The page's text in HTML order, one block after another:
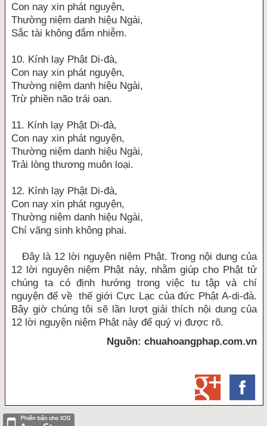
Con nay xin phát nguyện,
Thường niệm danh hiệu Ngài,
Sắc tài không đắm nhiễm.
10. Kính lạy Phật Di-đà,
Con nay xin phát nguyện,
Thường niệm danh hiệu Ngài,
Trừ phiền não trái oan.
11. Kính lạy Phật Di-đà,
Con nay xin phát nguyện,
Thường niệm danh hiệu Ngài,
Trải lòng thương muôn loại.
12. Kính lạy Phật Di-đà,
Con nay xin phát nguyện,
Thường niệm danh hiệu Ngài,
Chí vãng sinh không phai.
Đây là 12 lời nguyện niệm Phật. Trong nội dung của
12 lời nguyện niệm Phật này, nhằm giúp cho Phật tử
chúng ta có định hướng trong việc tu tập và chí
nguyện để về thế giới Cực Lạc của đức Phật A-di-đà.
Bây giờ chúng tôi sẽ lần lượt giải thích nội dung của
12 lời nguyện niệm Phật này để quý vị được rõ.
Nguồn: chuahoangphap.com.vn